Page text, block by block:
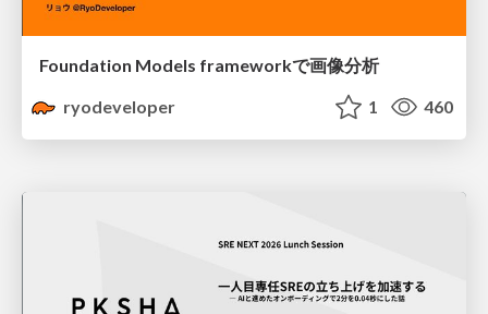
Foundation Models frameworkで画像分析
ryodeveloper
1 460